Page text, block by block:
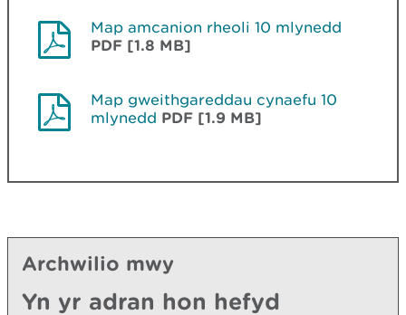
Map amcanion rheoli 10 mlynedd
PDF [1.8 MB]
Map gweithgareddau cynaefu 10
mlynedd PDF [1.9 MB]
Archwilio mwy
Yn yr adran hon hefyd